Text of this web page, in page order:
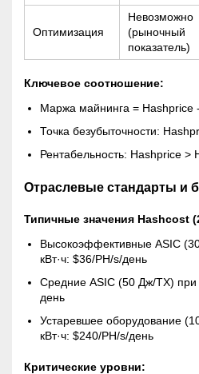
Оптимизация
Невозможно
(рыночный
показатель)
Ключевое соотношение:
Маржа майнинга = Hashprice
Точка безубыточности:
Рентабельность: Hashprice >
Отраслевые стандарты и
Типичные значения Hashcost
Высокоэффективные ASIC
кВт·ч: $36/PH/s/день
Средние ASIC (50 Дж/ТХ) при
день
Устаревшее оборудование
кВт·ч: $240/PH/s/день
Критические уровни: